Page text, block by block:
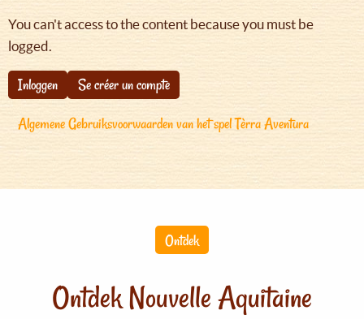
You can't access to the content because you must be
logged.
Inloggen
Se créer un compte
Algemene Gebruiksvoorwaarden van het spel Tèrra Aventura
Ontdek
Ontdek Nouvelle Aquitaine